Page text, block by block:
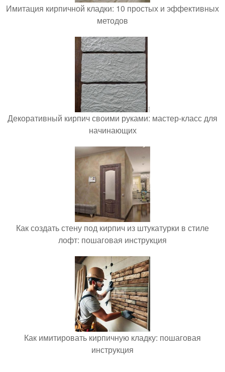
Имитация кирпичной кладки: 10 простых и эффективных
методов
Декоративный кирпич своими руками: мастер-класс для
начинающих
Как создать стену под кирпич из штукатурки в стиле
лофт: пошаговая инструкция
Как имитировать кирпичную кладку: пошаговая
инструкция